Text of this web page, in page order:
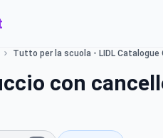
Tutto per la scuola - LIDL
con